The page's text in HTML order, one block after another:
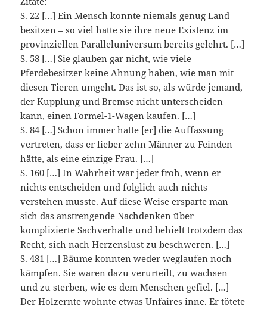
S. 22 […] Ein Mensch konnte niemals genug Land
besitzen – so viel hatte sie ihre neue Existenz im
provinziellen Paralleluniversum bereits gelehrt. […]
S. 58 […] Sie glauben gar nicht, wie viele
Pferdebesitzer keine Ahnung haben, wie man mit
diesen Tieren umgeht. Das ist so, als würde jemand,
der Kupplung und Bremse nicht unterscheiden
kann, einen Formel-1-Wagen kaufen. […]
S. 84 […] Schon immer hatte [er] die Auffassung
vertreten, dass er lieber zehn Männer zu Feinden
hätte, als eine einzige Frau. […]
S. 160 […] In Wahrheit war jeder froh, wenn er
nichts entscheiden und folglich auch nichts
verstehen musste. Auf diese Weise ersparte man
sich das anstrengende Nachdenken über
komplizierte Sachverhalte und behielt trotzdem das
Recht, sich nach Herzenslust zu beschweren. […]
S. 481 […] Bäume konnten weder weglaufen noch
kämpfen. Sie waren dazu verurteilt, zu wachsen
und zu sterben, wie es dem Menschen gefiel. […]
Der Holzernte wohnte etwas Unfaires inne. Er tötete